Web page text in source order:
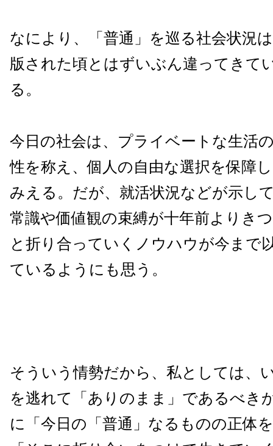
なにより、「普通」を巡る社会状況
版された頃とはずいぶん違ってきて
る。
今日の社会は、プライベートな生活
性を称え、個人の自由な選択を保障
みえる。だが、就活状況などが示し
常識や価値観の束縛が十年前よりき
と折り合っていくノウハウが今まで
ているようにも思う。
そういう情勢だから、私としては、
を逃れて「ありのまま」であるべき
に「今日の「普通」なるものの正体